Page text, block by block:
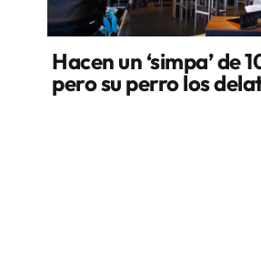
Hacen un ‘simpa’ de
pero su perro los